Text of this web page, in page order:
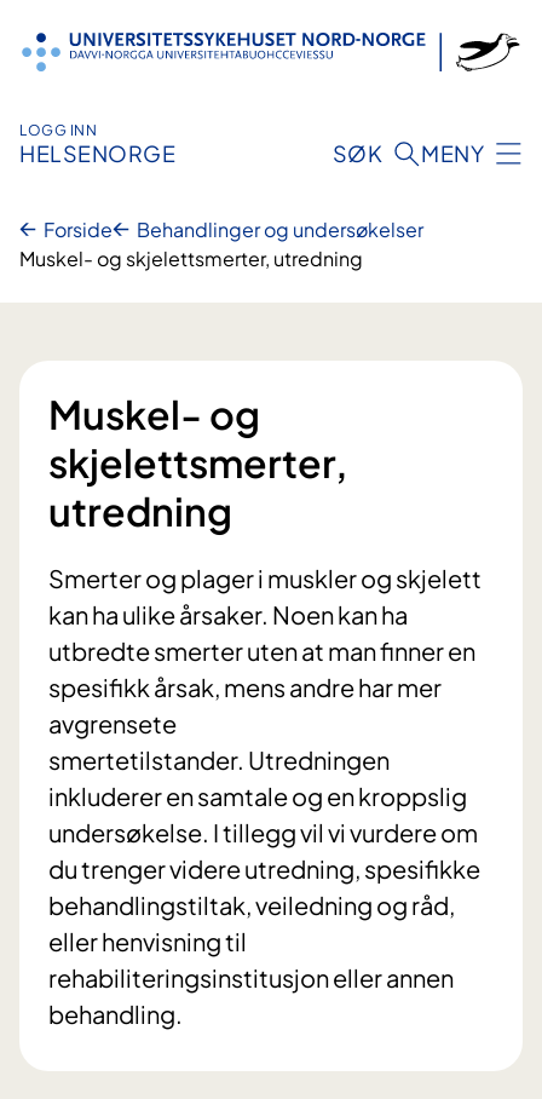
innhold
LOGG INN
HELSENORGE SØK MENY
Forside
Behandlinger og undersøkelser
Muskel- og skjelettsmerter, utredning
Muskel- og
skjelettsmerter,
utredning
Smerter og plager i muskler og skjelett
kan ha ulike årsaker. Noen kan ha
utbredte smerter uten at man finner en
spesifikk årsak, mens andre har mer
avgrensete
smertetilstander. Utredningen
inkluderer en samtale og en kroppslig
undersøkelse. I tillegg vil vi vurdere om
du trenger videre utredning, spesifikke
behandlingstiltak, veiledning og råd,
eller henvisning til
rehabiliteringsinstitusjon eller annen
behandling.